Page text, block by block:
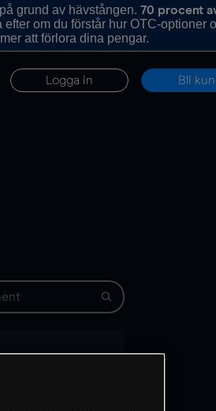
grund av hävstången. 70 procent
efter om du förstår hur OTC-optioner
att förlora dina pengar.
Logga in Bli